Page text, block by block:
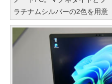
ラチナムシルバーの2色を用意